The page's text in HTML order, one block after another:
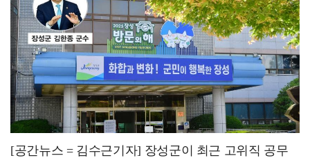
광양시, 중증장애인생산품 우선구매 실무교육 실시
[공간뉴스 = 김수근기자] 장성군이 최근 고위직 공무